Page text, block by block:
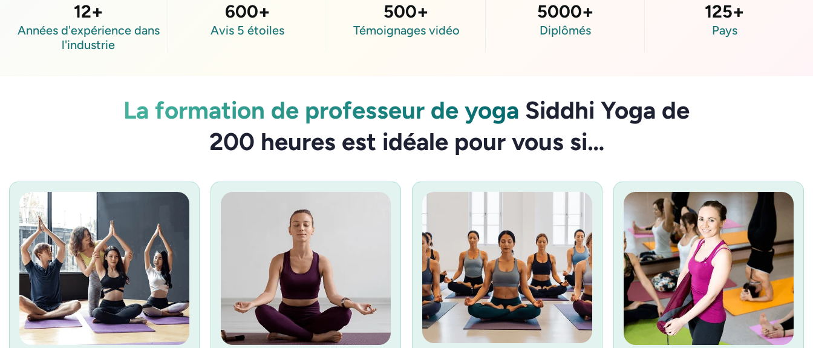
12+
Années d'expérience dans
l'industrie
600+
Avis 5 étoiles
500+
Témoignages vidéo
5000+
Diplômés
125+
Pays
La formation de professeur de yoga Siddhi Yoga de
200 heures est idéale pour vous si…